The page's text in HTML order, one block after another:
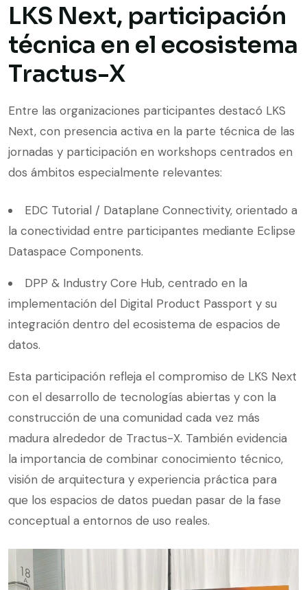
LKS Next, participación
técnica en el ecosistema
Tractus-X
Entre las organizaciones participantes destacó LKS
Next, con presencia activa en la parte técnica de las
jornadas y participación en workshops centrados en
dos ámbitos especialmente relevantes:
EDC Tutorial / Dataplane Connectivity, orientado a
la conectividad entre participantes mediante Eclipse
Dataspace Components.
DPP & Industry Core Hub, centrado en la
implementación del Digital Product Passport y su
integración dentro del ecosistema de espacios de
datos.
Esta participación refleja el compromiso de LKS Next
con el desarrollo de tecnologías abiertas y con la
construcción de una comunidad cada vez más
madura alrededor de Tractus-X. También evidencia
la importancia de combinar conocimiento técnico,
visión de arquitectura y experiencia práctica para
que los espacios de datos puedan pasar de la fase
conceptual a entornos de uso reales.